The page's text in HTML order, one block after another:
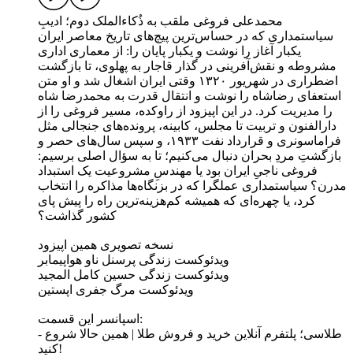
محمدعلی فروغی ملقب به ذُکاءالملک دوم؛ ادیبِ
سیاستمداری که در حساس‌ترین پیچ‌های تاریخ معاصر ایران
یکبار آغاز را نوشت و یکبار پایان را: از معماری اداری
مشروطه و نقش‌آفرینی در گذار قاجار به پهلوی، تا بازگشت
اضطراری در شهریور ۱۳۲۰ وقتی ایران اشغال شد و او متن
استعفای رضاشاه را نوشت و انتقال قدرت به محمدرضا شاه
را مدیریت کرد. در این اپیزود از راوکده، مسیر فروغی را از
دارالفنون و تربیت تا مجلس، کابینه، پرونده‌های جنجالی مثل
فراماسونری و قرارداد نفت ۱۹۳۳، و سپس سال‌های حصر و
بازگشتِ مردِ بحران دنبال می‌کنیم؛ تا به سؤال اصلی برسیم:
فروغی ناجیِ ایران بود یا مهندسِ مشروعیت یک استبداد
مدرن؟ سیاستمداری عملگرا که در بزنگاه‌ها مذاکره را انتخاب
کرد، یا چهره‌ای که همیشه کم‌هزینه‌ترین راه را پیش پای
کشور گذاشت؟
نسخه تصویری همین اپیزود
ویدئوکست زندگی پرسنل ناو هواپیمابر
ویدئوکست زندگی حسین کامل المجید
ویدئوکست مرگ جفری اپستین
اسپانسر این قسمت:
- طلاسی؛ پلتفرم آنلاین خرید و فروش طلا | همین حالا شروع
کنید!